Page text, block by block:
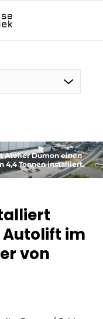
Atelier Dumon einen
4,4 Tonnen installiert.
im
von